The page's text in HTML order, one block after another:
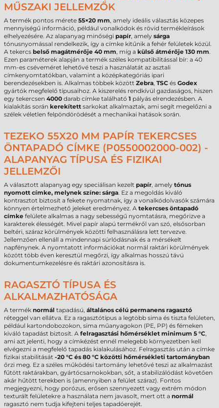
MŰSZAKI JELLEMZŐK
A termék pontos mérete 55×20 mm, amely ideális választás közepes
mennyiségű információ, például vonalkódok és rövid termékleírások
elhelyezésére. Az alapanyag minőségi papír, amely sárga
tónusnyomással rendelkezik, így a címke kitűnik a fehér felületek közül.
A tekercs belső magátmérője 40 mm, míg a külső átmérője 130 mm.
Ezen paraméterek alapján a termék széles kompatibilitással bír: a 40
mm-es cséveméret lehetővé teszi a használatát az asztali
címkenyomtatókban, valamint a középkategóriás ipari
berendezésekben is. Alkalmas többek között Zebra, TSC és Godex
gyártók megfelelő típusaihoz. A kiszerelés rendkívül gazdaságos, hiszen
egy tekercsen 4000 darab címke található 1 pályás elrendezésben. A
kialakítás során kerekített sarkokat alkalmaztak, ami segít megelőzni a
szélek véletlen felpöndörödését a mechanikai hatások során.
TEZEKO 55X20 MM PAPÍR TEKERCSES
ÖNTAPADÓ CÍMKE (P0550002000-002) -
ALAPANYAG TÍPUSA ÉS FIZIKAI
JELLEMZŐI
A választott alapanyag egy speciálisan kezelt papír, amely tónus
nyomott címke, melynek színe: sárga. Ez a megoldás kiváló
kontrasztot biztosít a fekete nyomatnak, így a vonalkódolvasók számára
könnyen értelmezhető jeleket eredményez. A tekercses öntapadó
címke felülete alkalmas a nagy sebességű nyomtatásra, megőrizve a
karakterek élességét. Mivel papír alapú termékről van szó, elsősorban
beltéri, száraz körülmények közötti felhasználásra lett tervezve.
Jellemzően ellenáll a mindennapi súrlódásnak és a mérsékelt
napfénynek. A nyomtatott információkat normál raktári körülmények
között több éven keresztül megőrzi, így alkalmas hosszú távú
dokumentumkezelésre és raktári azonosításra is.
RAGASZTÓ TÍPUSA ÉS
ALKALMAZHATÓSÁGA
A termék normál tapadású, általános célú permanens ragasztó
réteggel van ellátva. Ez a ragasztótípus a legtöbb sima és tiszta felületen,
például kartondobozokon, sima műanyagokon (PE, PP) és fémeken
kiváló tapadást biztosít. A felragasztási hőmérséklet minimum 5 °C,
ami azt jelenti, hogy a címkézést ennél melegebb környezetben kell
elvégezni a megfelelő tapadás kialakulásához. Felragasztás után a címke
fizikai stabilitását -20 °C és 80 °C közötti hőmérsékleti tartományban
őrzi meg. Ez a széles működési tartomány lehetővé teszi az alkalmazást
fűtött raktárakban, gyártócsarnokokban, sőt, a stabilizálódást követően
akár hűtött terekben is (amennyiben a felület száraz). Fontos
megjegyezni, hogy porózus, erősen szennyezett vagy extrém módon
texturált felületekre a használata nem javasolt, mert ott a normál
ragasztó nem tudja kifejteni teljes tapadóerejét.